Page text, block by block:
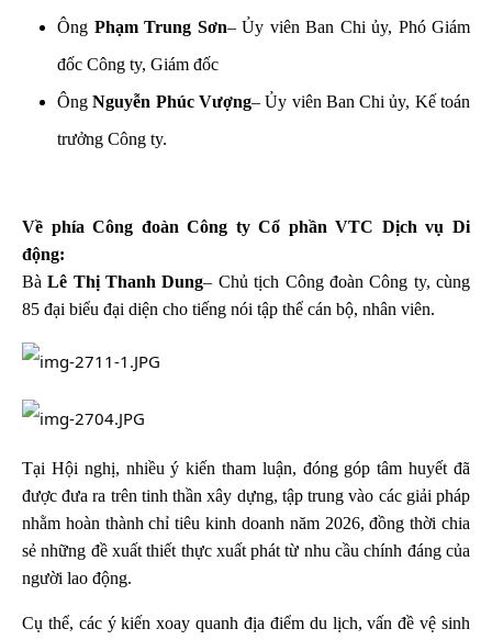
Ông Phạm Trung Sơn– Ủy viên Ban Chi ủy, Phó Giám
đốc Công ty, Giám đốc
ÔngNguyễn Phúc Vượng– Ủy viên Ban Chi ủy, Kế toán
trưởng Công ty.
Về phía Công đoàn Công ty Cổ phần VTC Dịch vụ Di
động:
BàLê Thị Thanh Dung– Chủ tịch Công đoàn Công ty, cùng
85 đại biểu đại diện cho tiếng nói tập thể cán bộ, nhân viên.
Tại Hội nghị, nhiều ý kiến tham luận, đóng góp tâm huyết đã
được đưa ra trên tinh thần xây dựng, tập trung vào các giải pháp
nhằm hoàn thành chỉ tiêu kinh doanh năm 2026, đồng thời chia
sẻ những đề xuất thiết thực xuất phát từ nhu cầu chính đáng của
người lao động.
Cụ thể, các ý kiến xoay quanh địa điểm du lịch, vấn đề vệ sinh